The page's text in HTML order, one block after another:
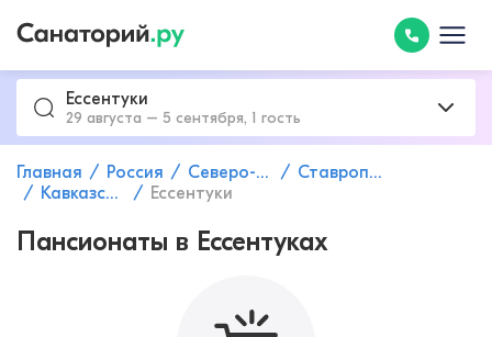
Ессентуки
29 августа – 5 сентября, 1 гость
Главная Россия Северо-Кавказский федеральный округ
Ставропольский край
Кавказские Минеральные Воды
Ессентуки
Пансионаты в Ессентуках